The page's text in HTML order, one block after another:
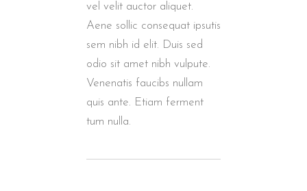
vel velit auctor aliquet.
Aene sollic consequat ipsutis
sem nibh id elit. Duis sed
odio sit amet nibh vulpute.
Venenatis faucibs nullam
quis ante. Etiam ferment
tum nulla.